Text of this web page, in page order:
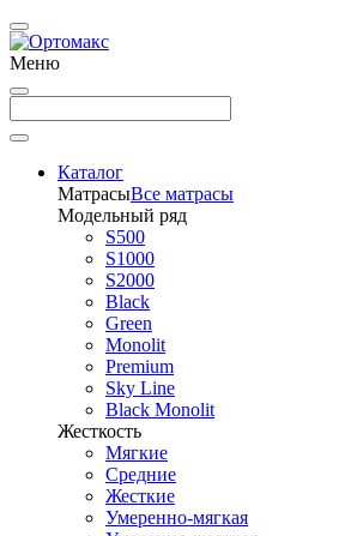
Меню
Каталог
МатрасыВсе матрасы
Модельный ряд
S500
S1000
S2000
Black
Green
Monolit
Premium
Sky Line
Black Monolit
Жесткость
Мягкие
Средние
Жесткие
Умеренно-мягкая